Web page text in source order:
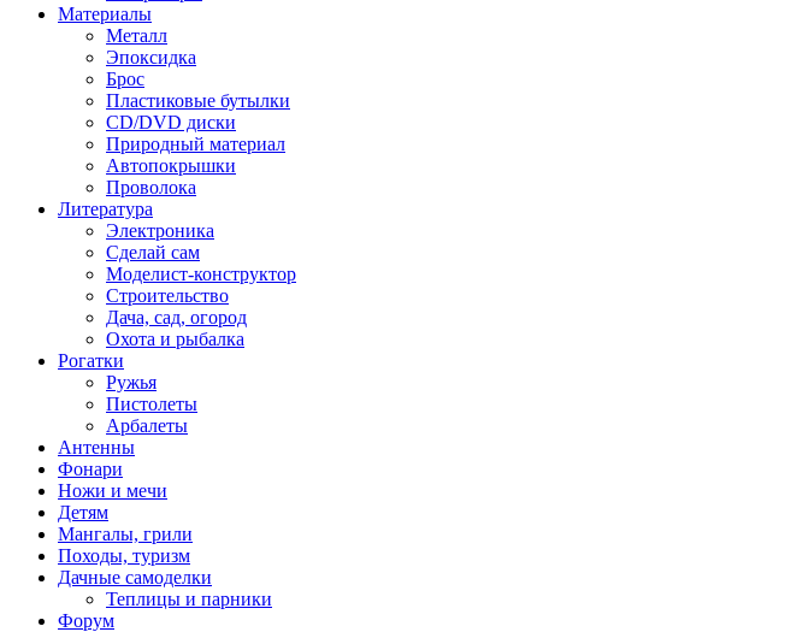
Материалы
Металл
Эпоксидка
Брос
Пластиковые бутылки
CD/DVD диски
Природный материал
Автопокрышки
Проволока
Литература
Электроника
Сделай сам
Моделист-конструктор
Строительство
Дача, сад, огород
Охота и рыбалка
Рогатки
Ружья
Пистолеты
Арбалеты
Антенны
Фонари
Ножи и мечи
Детям
Мангалы, грили
Походы, туризм
Дачные самоделки
Теплицы и парники
Форум